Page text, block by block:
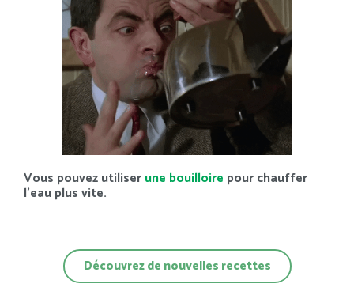
Vous pouvez utiliserune bouilloire pour chauffer
l’eau plus vite.
Découvrez de nouvelles recettes